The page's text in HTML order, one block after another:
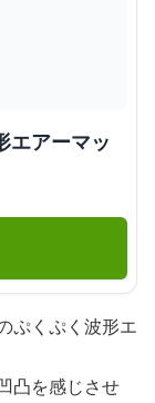
エアーマッ
ぷくぷく波形エ
凸を感じさせ